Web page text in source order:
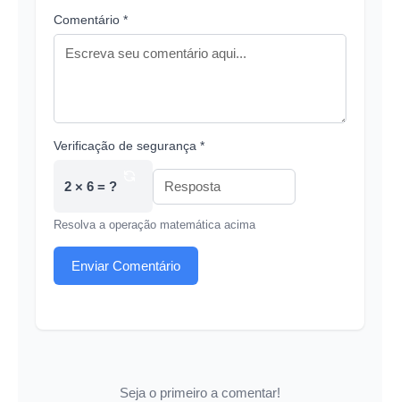
Comentário *
Verificação de segurança *
2 × 6 = ?
Resolva a operação matemática acima
Enviar Comentário
Seja o primeiro a comentar!